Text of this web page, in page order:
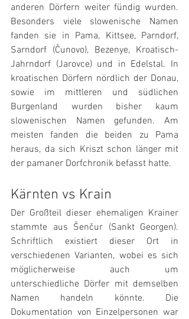
anderen Dörfern weiter fündig wurden.
Besonders viele slowenische Namen
fanden sie in Pama, Kittsee, Parndorf,
Sarndorf (Čunovo), Bezenye, Kroatisch-
Jahrndorf (Jarovce) und in Edelstal. In
kroatischen Dörfern nördlich der Donau,
sowie im mittleren und südlichen
Burgenland wurden bisher kaum
slowenischen Namen gefunden. Am
meisten fanden die beiden zu Pama
heraus, da sich Kriszt schon länger mit
der pamaner Dorfchronik befasst hatte.
Kärnten vs Krain
Der Großteil dieser ehemaligen Krainer
stammte aus Šenčur (Sankt Georgen).
Schriftlich existiert dieser Ort in
verschiedenen Varianten, wobei es sich
möglicherweise auch um
unterschiedliche Dörfer mit demselben
Namen handeln könnte. Die
Dokumentation von Einzelpersonen war